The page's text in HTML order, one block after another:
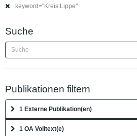
keyword="Kreis Lippe"
Suche
Publikationen filtern
1 Externe Publikation(en)
1 OA Volltext(e)